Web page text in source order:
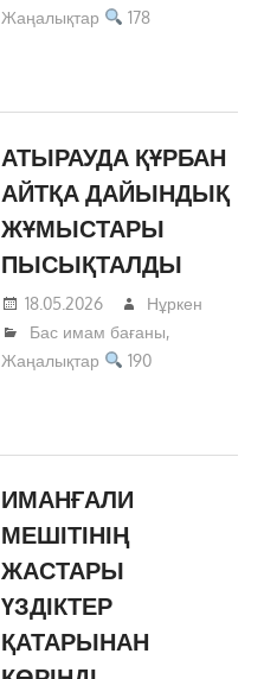
Жаңалықтар
178
АТЫРАУДА ҚҰРБАН
АЙТҚА ДАЙЫНДЫҚ
ЖҰМЫСТАРЫ
ПЫСЫҚТАЛДЫ
18.05.2026
Нұркен
Бас имам бағаны,
Жаңалықтар
190
ИМАНҒАЛИ
МЕШІТІНІҢ
ЖАСТАРЫ
ҮЗДІКТЕР
ҚАТАРЫНАН